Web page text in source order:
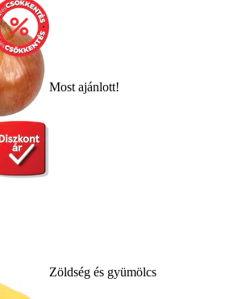
Most ajánlott!
Zöldség és gyümölcs